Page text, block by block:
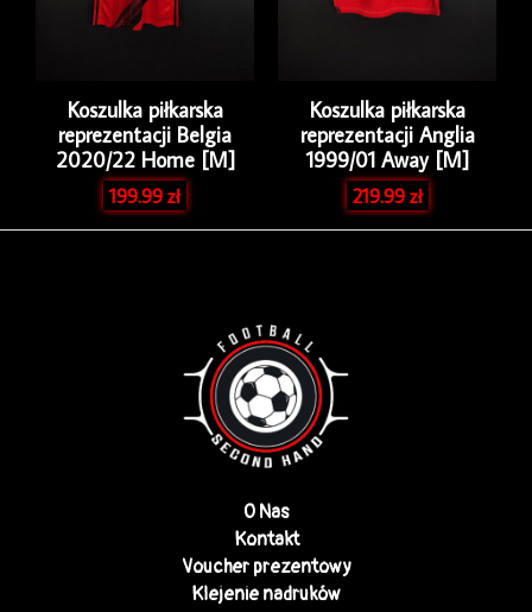
Koszulka piłkarska
reprezentacji Belgia
2020/22 Home [M]
199.99zł
Koszulka piłkarska
reprezentacji Anglia
1999/01 Away [M]
219.99zł
O Nas
Kontakt
Voucher prezentowy
Klejenie nadruków